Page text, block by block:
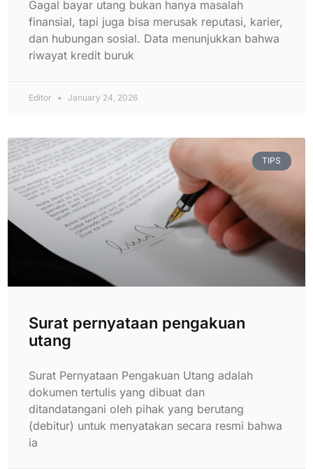
Gagal bayar utang bukan hanya masalah
finansial, tapi juga bisa merusak reputasi, karier,
dan hubungan sosial. Data menunjukkan bahwa
riwayat kredit buruk
Editor January 24, 2026
TIPS
Surat pernyataan pengakuan
utang
Surat Pernyataan Pengakuan Utang adalah
dokumen tertulis yang dibuat dan
ditandatangani oleh pihak yang berutang
(debitur) untuk menyatakan secara resmi bahwa
ia